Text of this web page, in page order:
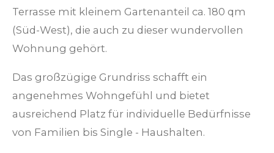
Terrasse mit kleinem Gartenanteil ca. 180 qm
(Süd-West), die auch zu dieser wundervollen
Wohnung gehört.
Das großzügige Grundriss schafft ein
angenehmes Wohngefühl und bietet
ausreichend Platz für individuelle Bedürfnisse
von Familien bis Single - Haushalten.